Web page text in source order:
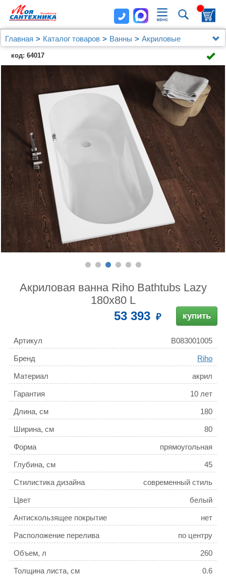
Главная Каталог товаров Ванны
Акриловые
Акриловая ванна Riho Bathtubs Lazy 180х80 L
код: 64017
Акриловая ванна Riho Bathtubs Lazy
180х80 L
53 393 купить
Артикул B083001005
Бренд Riho
Материал акрил
Гарантия 10 лет
Длина, см 180
Ширина, см 80
Форма прямоугольная
Глубина, см 45
Стилистика дизайна современный стиль
Цвет белый
Антискользящее покрытие нет
Расположение перелива по центру
Объем, л 260
Толщина листа, см 0.6